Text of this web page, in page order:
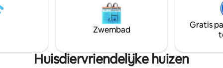
koelkast en standaard
ontbijtservices, draadloze
airconditioning,
op het
en kinderen en is ook
De locatie is
gratis kindersportpark, gratis
gratis wifi Nabijgelegen hotspots:
Toucheng Old Street,
Bath, Starbucks, Surf Sand
ligt op slechts tien minuten
Street!Old Street zit vol met
Zwembad
Gratis
Huisdiervriendelijke huizen